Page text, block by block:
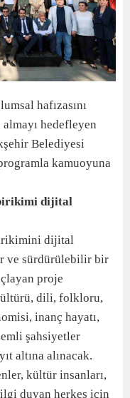
hafızasını
hedefleyen
Belediyesi
kamuoyuna
birikimi dijital
dijital
ve sürdürülebilir bir
proje
dili, folkloru,
inanç hayatı,
şahsiyetler
altına alınacak.
kültür insanları,
ilgi duyan herkes için